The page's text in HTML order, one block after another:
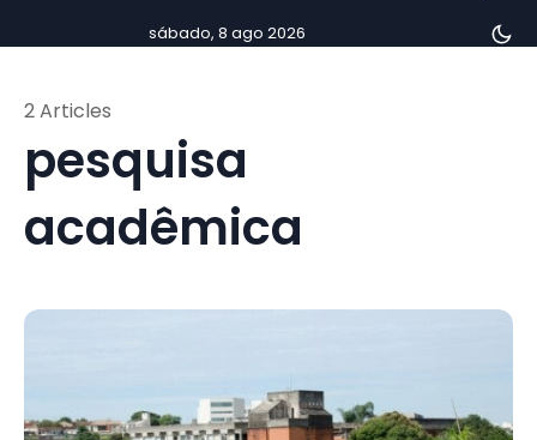
sábado, 8 ago 2026
pesquisa
acadêmica
2 Articles